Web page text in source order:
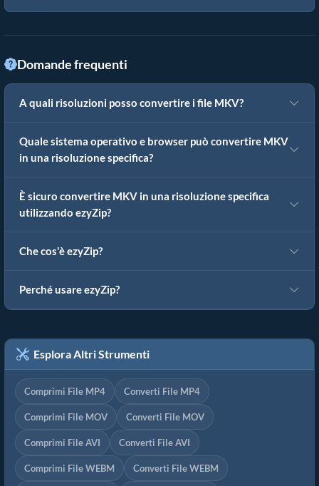
Domande frequenti
A quali risoluzioni posso convertire i file MKV?
Quale sistema operativo e browser può convertire MKV
in una risoluzione specifica?
È sicuro convertire MKV in una risoluzione specifica
utilizzando ezyZip?
Che cos'è ezyZip?
Perché usare ezyZip?
Esplora Altri Strumenti
Comprimi File MP4 Converti File MP4
Comprimi File MOV Converti File MOV
Comprimi File AVI Converti File AVI
Comprimi File WEBM Converti File WEBM